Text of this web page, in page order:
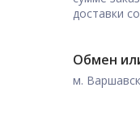
доставки
Обмен
м.